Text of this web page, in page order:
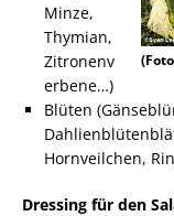
Minze,
Thymian,
Zitronenv
erbene…)
Blüten
Hornveilchen,
Dressing für den